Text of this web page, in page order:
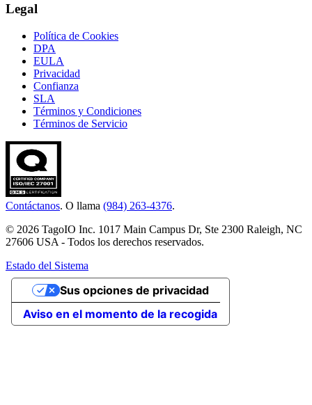
Legal
Política de Cookies
DPA
EULA
Privacidad
Confianza
SLA
Términos y Condiciones
Términos de Servicio
Contáctanos. O llama (984) 263-4376.
© 2026 TagoIO Inc. 1017 Main Campus Dr, Ste 2300 Raleigh, NC
27606 USA - Todos los derechos reservados.
Estado del Sistema
Aviso en el momento de la recogida
Sus opciones de privacidad